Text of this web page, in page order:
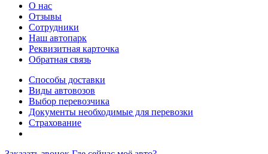
О нас
Отзывы
Сотрудники
Наш автопарк
Реквизитная карточка
Обратная связь
Способы доставки
Виды автовозов
Выбор перевозчика
Документы необходимые для перевозки
Страхование